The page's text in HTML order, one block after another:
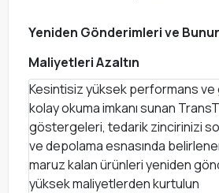
Yeniden Gönderimleri ve
Maliyetleri Azaltın
Kesintisiz yüksek performans
kolay okuma imkanı sunan
göstergeleri, tedarik zincirinizi
ve depolama esnasında
maruz kalan ürünleri yeniden
yüksek maliyetlerden kurtulun